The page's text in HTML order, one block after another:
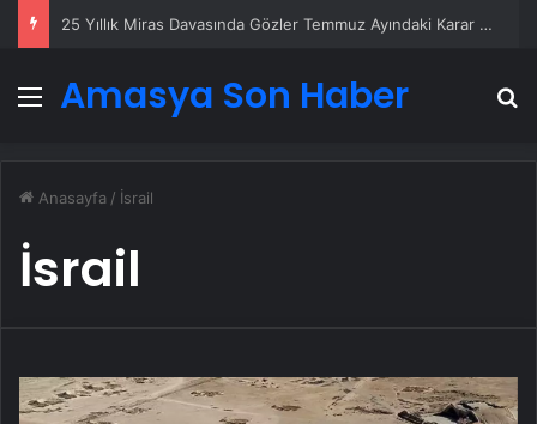
25 Yıllık Miras Davasında Gözler Temmuz Ayındaki Karar Duruşmasına Çevrildi
Menü
Amasya Son Haber
Anasayfa / İsrail
İsrail